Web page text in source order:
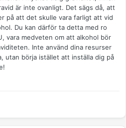
är inte ovanligt. Det sägs då, att
på att det skulle vara farligt att vid
Du kan därför ta detta med ro
vara medveten om att alkohol bör
Inte använd dina resurser
utan börja istället att inställa dig på